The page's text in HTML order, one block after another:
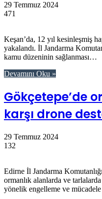
29 Temmuz 2024
471
Keşan’da, 12 yıl kesinleşmiş
yakalandı. İl Jandarma
kamu düzeninin sağlanması…
Devamını Oku »
Gökçetepe’de
karşı drone
29 Temmuz 2024
132
Edirne İl Jandarma
ormanlık alanlarda ve
yönelik engelleme ve